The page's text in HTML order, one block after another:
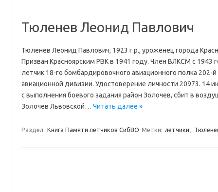
Тюленев Леонид Павлович
Тюленев Леонид Павлович, 1923 г.р., уроженец города
Призван Красноярским РВК в 1941 году. Член ВЛКСМ с 1943
летчик 18-го бомбардировочного авиационного полка 202-
авиационной дивизии. Удостоверение личности 20973. 14
с выполнения боевого задания район Золочев, сбит в
Золочев Львовской… Читать далее »
Раздел: Книга Памяти летчиков СибВО Метки: летчики ,